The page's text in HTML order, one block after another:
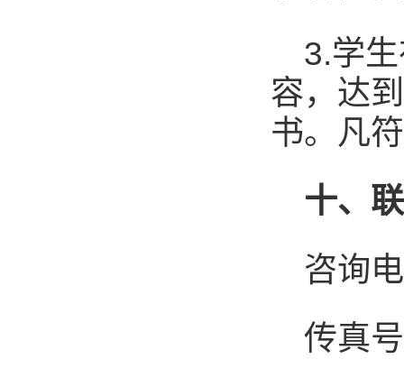
3.学
容，达
书。凡
十、
咨询
传真